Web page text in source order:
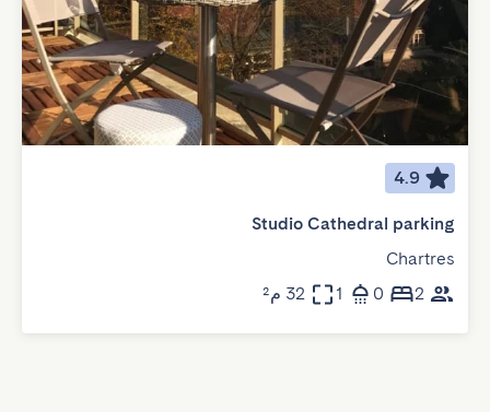
4.9
Studio Cathedral parking
Chartres
2
0
1 32 م²